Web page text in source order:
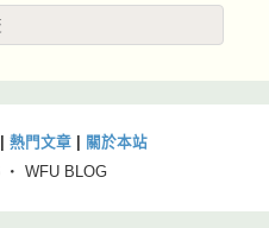
熱門文章
關於本站
‧ WFU BLOG